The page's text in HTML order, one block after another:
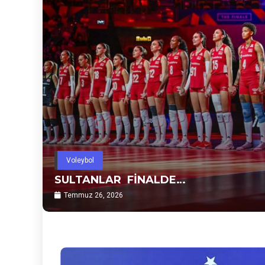
Voleybol
SULTANLAR FİNALDE…
Temmuz 26, 2026